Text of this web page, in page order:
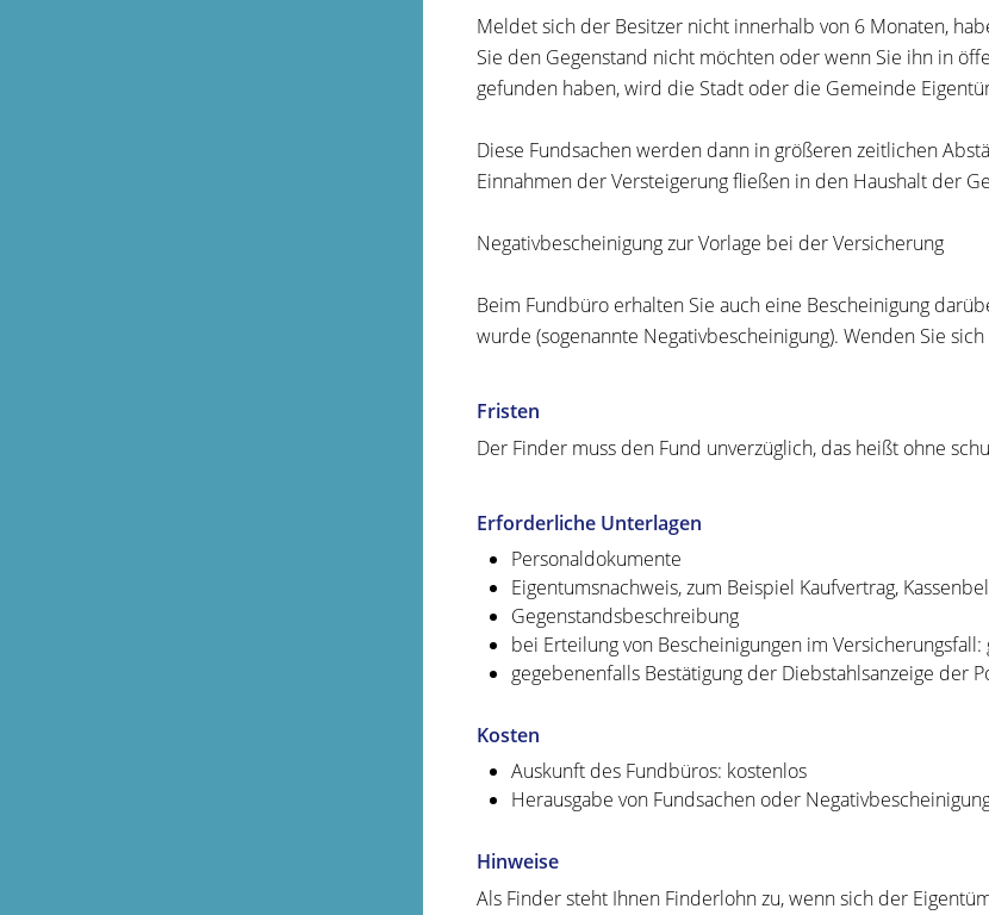
Meldet sich der Besitzer nicht innerhalb von 6 Monaten,
Sie den Gegenstand nicht möchten oder wenn Sie ihn in
gefunden haben, wird die Stadt oder die Gemeinde
Diese Fundsachen werden dann in größeren zeitlichen
Einnahmen der Versteigerung fließen in den Haushalt der
Negativbescheinigung zur Vorlage bei der Versicherung
Beim Fundbüro erhalten Sie auch eine Bescheinigung
wurde (sogenannte Negativbescheinigung). Wenden Sie
Fristen
Der Finder muss den Fund unverzüglich, das heißt ohne
Erforderliche Unterlagen
Personaldokumente
Eigentumsnachweis, zum Beispiel Kaufvertrag,
Gegenstandsbeschreibung
bei Erteilung von Bescheinigungen im
gegebenenfalls Bestätigung der Diebstahlsanzeige der
Kosten
Auskunft des Fundbüros: kostenlos
Herausgabe von Fundsachen oder
Hinweise
Als Finder steht Ihnen Finderlohn zu, wenn sich der